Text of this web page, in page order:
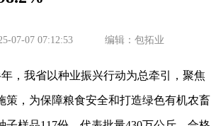
07-07 07:12:53 编辑：包拓业
，我省以种业振兴行动为总牵引，聚焦
，为保障粮食安全和打造绿色有机农畜